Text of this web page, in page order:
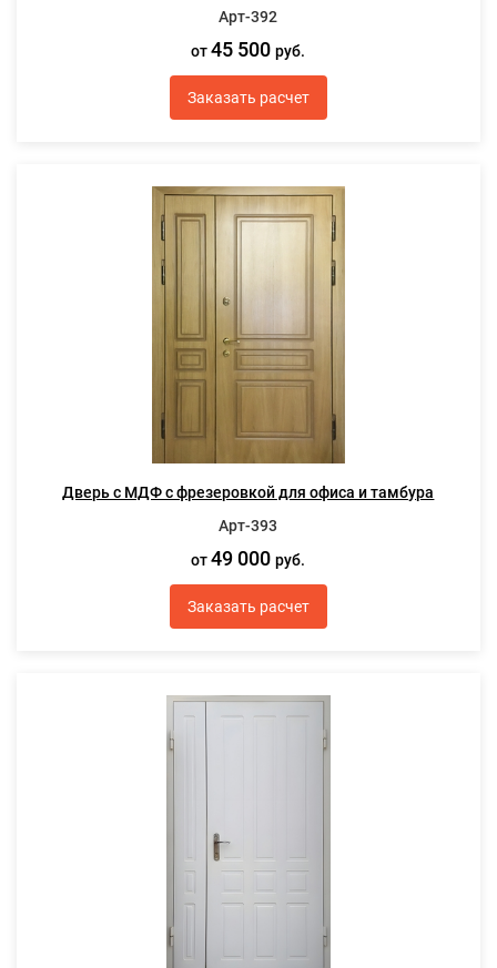
Арт-392
от45 500руб.
Заказать расчет
Дверь с МДФ с фрезеровкой для офиса и тамбура
Арт-393
от49 000руб.
Заказать расчет